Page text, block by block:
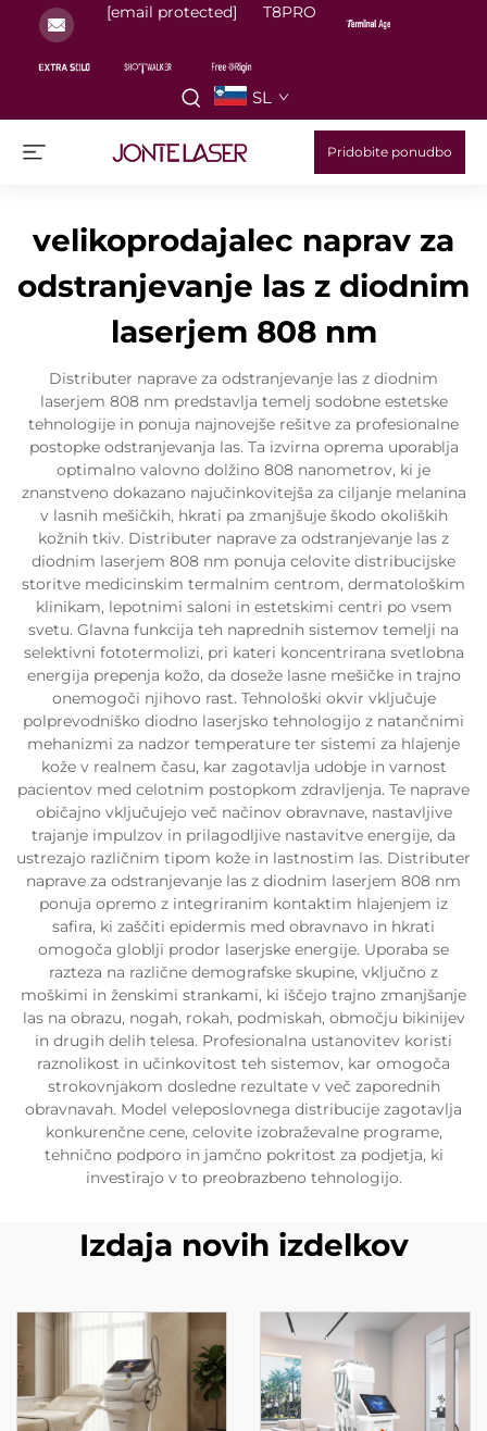
[email protected] T8PRO
SL
Pridobite ponudbo
velikoprodajalec naprav za
odstranjevanje las z diodnim
laserjem 808 nm
Distributer naprave za odstranjevanje las z diodnim
laserjem 808 nm predstavlja temelj sodobne estetske
tehnologije in ponuja najnovejše rešitve za profesionalne
postopke odstranjevanja las. Ta izvirna oprema uporablja
optimalno valovno dolžino 808 nanometrov, ki je
znanstveno dokazano najučinkovitejša za ciljanje melanina
v lasnih mešičkih, hkrati pa zmanjšuje škodo okoliških
kožnih tkiv. Distributer naprave za odstranjevanje las z
diodnim laserjem 808 nm ponuja celovite distribucijske
storitve medicinskim termalnim centrom, dermatološkim
klinikam, lepotnimi saloni in estetskimi centri po vsem
svetu. Glavna funkcija teh naprednih sistemov temelji na
selektivni fototermolizi, pri kateri koncentrirana svetlobna
energija prepenja kožo, da doseže lasne mešičke in trajno
onemogoči njihovo rast. Tehnološki okvir vključuje
polprevodniško diodno laserjsko tehnologijo z natančnimi
mehanizmi za nadzor temperature ter sistemi za hlajenje
kože v realnem času, kar zagotavlja udobje in varnost
pacientov med celotnim postopkom zdravljenja. Te naprave
običajno vključujejo več načinov obravnave, nastavljive
trajanje impulzov in prilagodljive nastavitve energije, da
ustrezajo različnim tipom kože in lastnostim las. Distributer
naprave za odstranjevanje las z diodnim laserjem 808 nm
ponuja opremo z integriranim kontaktim hlajenjem iz
safira, ki zaščiti epidermis med obravnavo in hkrati
omogoča globlji prodor laserjske energije. Uporaba se
razteza na različne demografske skupine, vključno z
moškimi in ženskimi strankami, ki iščejo trajno zmanjšanje
las na obrazu, nogah, rokah, podmiskah, območju bikinijev
in drugih delih telesa. Profesionalna ustanovitev koristi
raznolikost in učinkovitost teh sistemov, kar omogoča
strokovnjakom dosledne rezultate v več zaporednih
obravnavah. Model veleposlovnega distribucije zagotavlja
konkurenčne cene, celovite izobraževalne programe,
tehnično podporo in jamčno pokritost za podjetja, ki
investirajo v to preobrazbeno tehnologijo.
Izdaja novih izdelkov